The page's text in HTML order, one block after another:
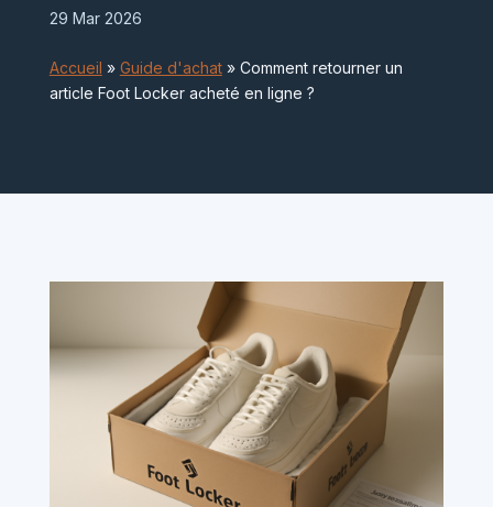
29 Mar 2026
Accueil » Guide d'achat» Comment retourner un
article Foot Locker acheté en ligne ?